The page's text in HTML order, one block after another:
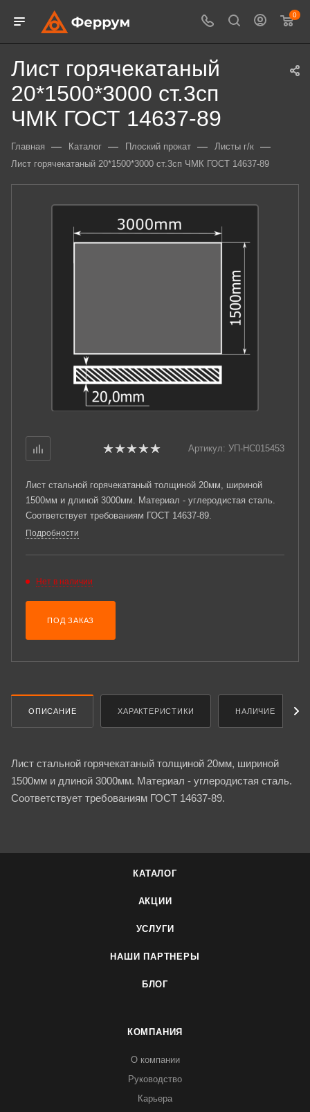
0
Лист горячекатаный
20*1500*3000 ст.3сп
ЧМК ГОСТ 14637-89
Главная — Каталог — Плоский прокат — Листы г/к —
Лист горячекатаный 20*1500*3000 ст.3сп ЧМК ГОСТ 14637-89
Артикул: УП-НС015453
Лист стальной горячекатаный толщиной 20мм, шириной
1500мм и длиной 3000мм. Материал - углеродистая сталь.
Соответствует требованиям ГОСТ 14637-89.
Подробности
Нет в наличии
ПОД ЗАКАЗ
ОПИСАНИЕ ХАРАКТЕРИСТИКИ НАЛИЧИЕ
Лист стальной горячекатаный толщиной 20мм, шириной
1500мм и длиной 3000мм. Материал - углеродистая сталь.
Соответствует требованиям ГОСТ 14637-89.
КАТАЛОГ
АКЦИИ
УСЛУГИ
НАШИ ПАРТНЕРЫ
БЛОГ
КОМПАНИЯ
О компании
Руководство
Карьера